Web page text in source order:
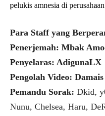
pelukis amnesia di
Para Staff yang
Penerjemah: Mbak
Penyelaras: AdigunaLX
Pengolah Video: Damais
Pemandu Sorak: Dkid,
Nunu, Chelsea, Haru,